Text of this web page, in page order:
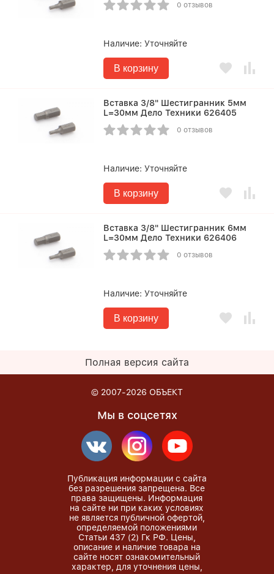
0 отзывов
Наличие:Уточняйте
В корзину
Вставка 3/8" Шестигранник 5мм
L=30мм Дело Техники 626405
0 отзывов
Наличие:Уточняйте
В корзину
Вставка 3/8" Шестигранник 6мм
L=30мм Дело Техники 626406
0 отзывов
Наличие:Уточняйте
В корзину
Полная версия сайта
© 2007-2026 ОБЪЕКТ
Мы в соцсетях
Публикация информации с сайта
без разрешения запрещена. Все
права защищены. Информация
на сайте ни при каких условиях
не является публичной офертой,
определяемой положениями
Статьи 437 (2) Гк РФ. Цены,
описание и наличие товара на
сайте носят ознакомительный
характер, для уточнения цены,